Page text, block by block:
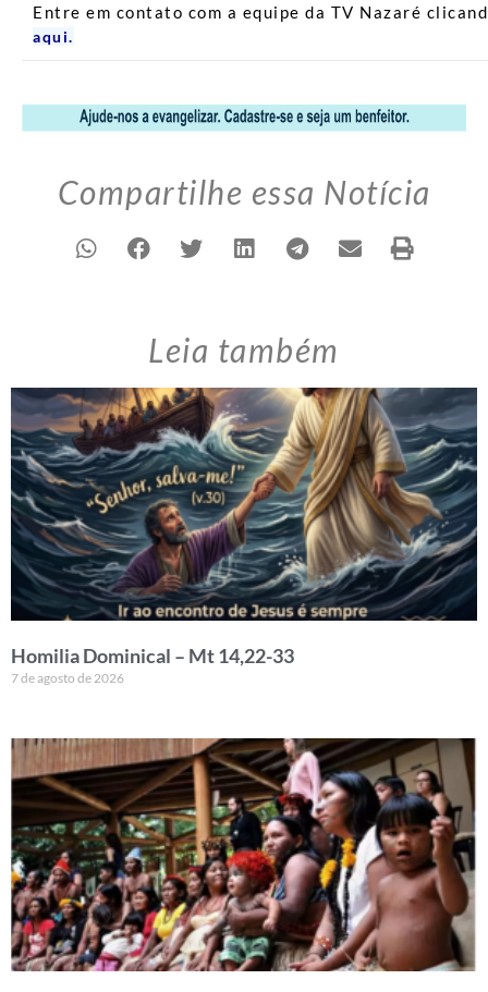
Entre em contato com a equipe da TV Nazaré
aqui.
Compartilhe essa Notícia
Leia também
Homilia Dominical – Mt 14,22-33
7 de agosto de 2026